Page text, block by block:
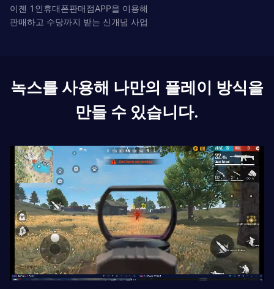
이젠 1인휴대폰판매점APP을 이용해
판매하고 수당까지 받는 신개념 사업
녹스를 사용해 나만의 플레이 방식을
만들 수 있습니다.